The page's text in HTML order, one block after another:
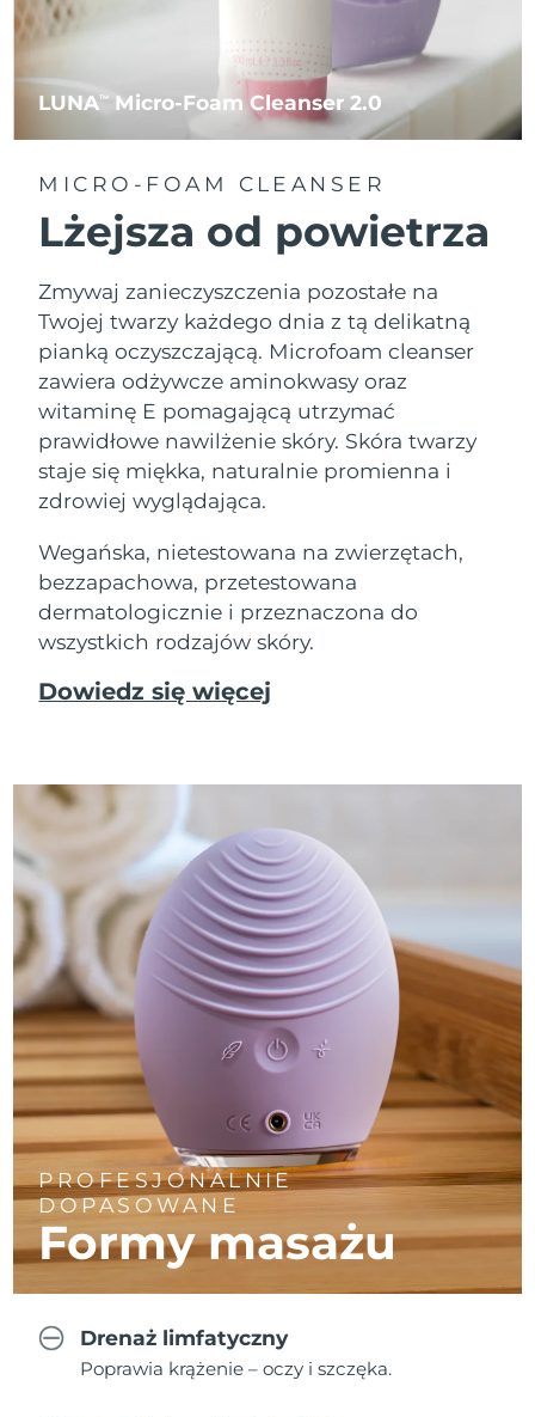
LUNATM Micro-Foam Cleanser 2.0
MICRO-FOAM CLEANSER
Lżejsza od powietrza
Zmywaj zanieczyszczenia pozostałe na
Twojej twarzy każdego dnia z tą delikatną
pianką oczyszczającą. Microfoam cleanser
zawiera odżywcze aminokwasy oraz
witaminę E pomagającą utrzymać
prawidłowe nawilżenie skóry. Skóra twarzy
staje się miękka, naturalnie promienna i
zdrowiej wyglądająca.
Wegańska, nietestowana na zwierzętach,
bezzapachowa, przetestowana
dermatologicznie i przeznaczona do
wszystkich rodzajów skóry.
Dowiedz się więcej
PROFESJONALNIE
DOPASOWANE
Formy masażu
Drenaż limfatyczny
Poprawia krążenie – oczy i szczęka.